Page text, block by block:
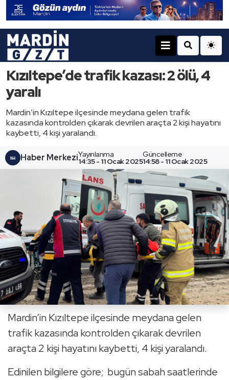
Kızıltepe’de trafik kazası: 2 ölü, 4
yaralı
Mardin’in Kızıltepe ilçesinde meydana gelen trafik
kazasında kontrolden çıkarak devrilen araçta 2 kişi hayatını
kaybetti, 4 kişi yaralandı.
Haber MerkeziYayınlanma
14:35 - 11 Ocak 2025
Güncelleme
14:58 - 11 Ocak 2025
Mardin’in Kızıltepe ilçesinde meydana gelen
trafik kazasında kontrolden çıkarak devrilen
araçta 2 kişi hayatını kaybetti, 4 kişi yaralandı.
Edinilen bilgilere göre; bugün sabah saatlerinde